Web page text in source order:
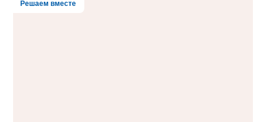
Решаем вместе